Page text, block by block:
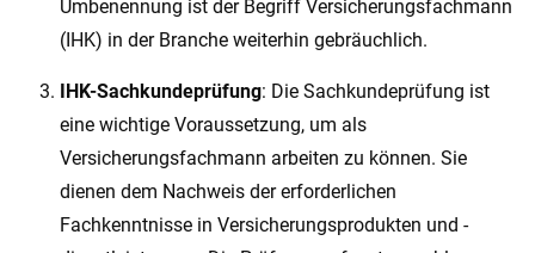
Umbenennung ist der Begriff Versicherungsfachmann
(IHK) in der Branche weiterhin gebräuchlich.
IHK-Sachkundeprüfung: Die Sachkundeprüfung ist
eine wichtige Voraussetzung, um als
Versicherungsfachmann arbeiten zu können. Sie
dienen dem Nachweis der erforderlichen
Fachkenntnisse in Versicherungsprodukten und -